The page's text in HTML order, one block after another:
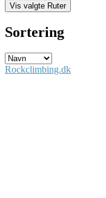
Vis valgte Ruter
Sortering
Rockclimbing.dk